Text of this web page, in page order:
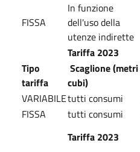
FISSA
In funzione
dell'uso della
utenze indirette
Tariffa 2023
Tipo
tariffa
Scaglione (metri
cubi)
VARIABILEtutti consumi
FISSA
tutti consumi
Tariffa 2023